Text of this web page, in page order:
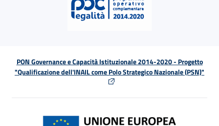
PON Governance e Capacità Istituzionale 2014-2020 - Progetto
"Qualificazione dell'INAIL come Polo Strategico Nazionale (PSN)"